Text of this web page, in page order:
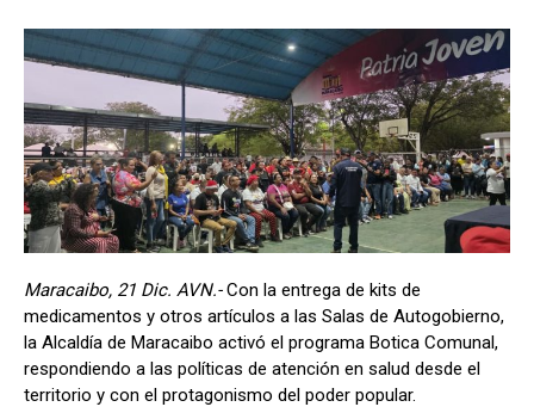
Maracaibo, 21 Dic. AVN.-Con la entrega de kits de
medicamentos y otros artículos a las Salas de Autogobierno,
la Alcaldía de Maracaibo activó el programa Botica Comunal,
respondiendo a las políticas de atención en salud desde el
territorio y con el protagonismo del poder popular.